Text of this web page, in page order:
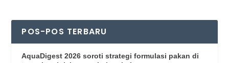
POS-POS TERBARU
AquaDigest 2026 soroti strategi formulasi pakan di